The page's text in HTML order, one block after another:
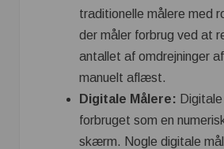
traditionelle målere med
der måler forbrug ved at
antallet af omdrejninger
manuelt aflæst.
Digitale Målere:
forbruget som en
skærm. Nogle digitale